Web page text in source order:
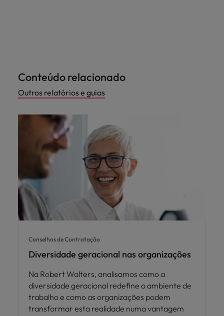
Conteúdo relacionado
Outros relatórios e guias
Conselhos de Contratação
Diversidade geracional nas organizações
Na Robert Walters, analisamos como a
diversidade geracional redefine o ambiente de
trabalho e como as organizações podem
transformar esta realidade numa vantagem